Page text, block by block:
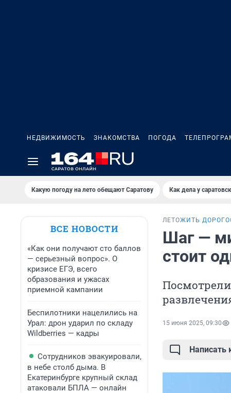
НЕДВИЖИМОСТЬ ЗНАКОМСТВА ПОГОДА
Какую погоду на лето обещают Саратову Как дела у
ВСЕ НОВОСТИ
«Как они получают сто баллов
— серьезный вопрос». О
кризисе ЕГЭ, всего
образования и ужасах
приемной кампании
Беспилотники нацелились на
Урал: дрон ударил по складу
Wildberries — кадры
Сотрудников эвакуировали,
в небе столб дыма. В
Екатеринбурге крупный склад
атаковали БПЛА — онлайн
ЛЕТОЖИТЬ ДОРОГО
Шаг —
стоит
15 июня 2025, 09:30
Написать